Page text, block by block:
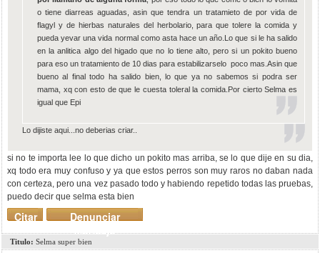
o tiene diarreas aguadas, asin que tendra un tratamieto de por vida de
flagyl y de hierbas naturales del herbolario, para que tolere la comida y
pueda yevar una vida normal como asta hace un año.Lo que si le ha salido
en la anlitica algo del higado que no lo tiene alto, pero si un pokito bueno
para eso un tratamiento de 10 dias para estabilizarselo poco mas.Asin que
bueno al final todo ha salido bien, lo que ya no sabemos si podra ser
mama, xq con esto de que le cuesta toleral la comida.Por cierto Selma es
igual que Epi
Lo dijiste aqui...no deberias criar..
si no te importa lee lo que dicho un pokito mas arriba, se lo que dije en su dia,
xq todo era muy confuso y ya que estos perros son muy raros no daban nada
con certeza, pero una vez pasado todo y habiendo repetido todas las pruebas,
puedo decir que selma esta bien
Denunciar
mensaje
Citar
Titulo: Selma super bien